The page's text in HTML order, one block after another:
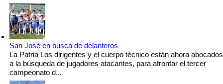
San José en busca de delanteros
La Patria Los dirigentes y el cuerpo técnico están ahora abocados
a la búsqueda de jugadores atacantes, para afrontar el tercer
campeonato d...